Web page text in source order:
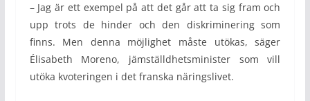
– Jag är ett exempel på att det går att ta sig fram och
upp trots de hinder och den diskriminering som
finns. Men denna möjlighet måste utökas, säger
Élisabeth Moreno, jämställdhetsminister som vill
utöka kvoteringen i det franska näringslivet.